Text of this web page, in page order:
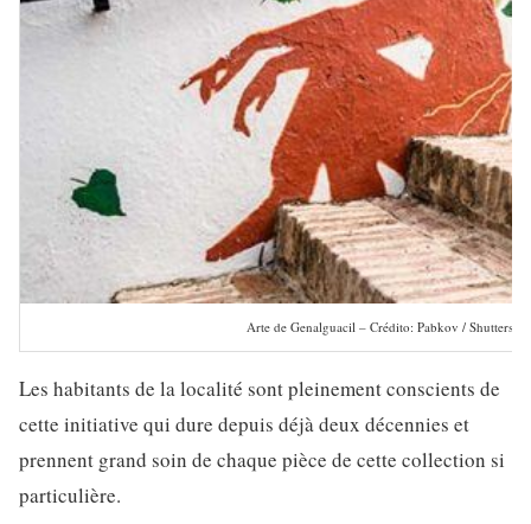
Arte de Genalguacil – Crédito: Pabkov /
Les habitants de la localité sont pleinement conscients de
cette initiative qui dure depuis déjà deux décennies et
prennent grand soin de chaque pièce de cette collection si
particulière.